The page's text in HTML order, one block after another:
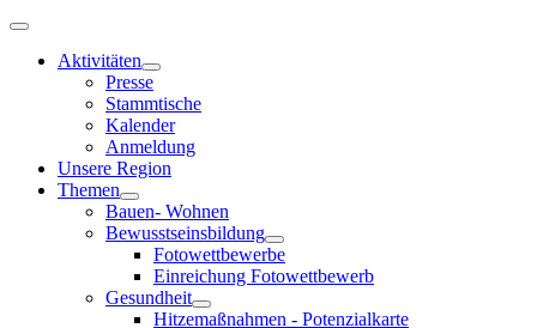
Aktivitäten
Presse
Stammtische
Kalender
Anmeldung
Unsere Region
Themen
Bauen- Wohnen
Bewusstseinsbildung
Fotowettbewerbe
Einreichung Fotowettbewerb
Gesundheit
Hitzemaßnahmen - Potenzialkarte